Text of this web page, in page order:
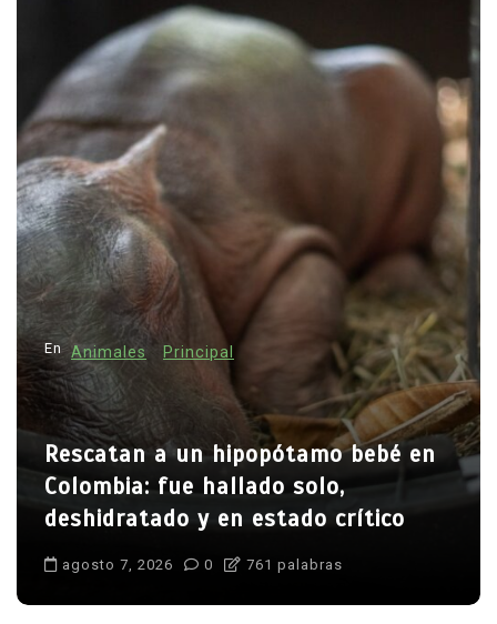
En Animales Principal
Rescatan a un hipopótamo bebé en
Colombia: fue hallado solo,
deshidratado y en estado crítico
agosto 7, 2026 0 761 palabras